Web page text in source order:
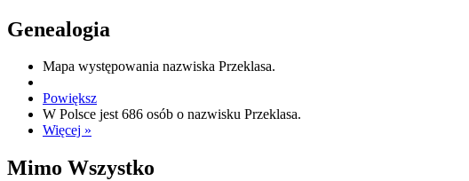
Genealogia
Mapa występowania nazwiska Przeklasa.
Powiększ
W Polsce jest 686 osób o nazwisku Przeklasa.
Więcej »
Mimo Wszystko